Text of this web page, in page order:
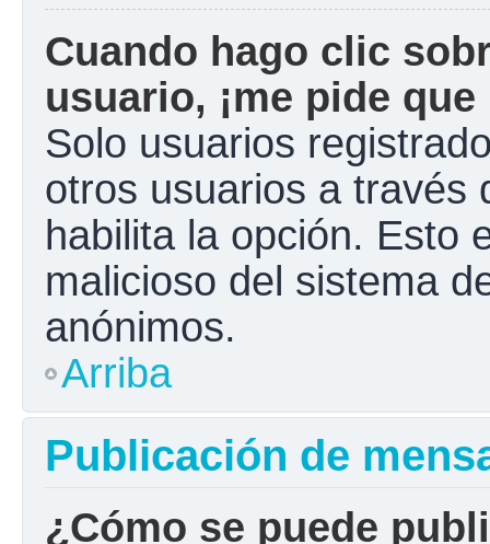
Cuando hago clic
usuario, ¡me pide
Solo usuarios
otros usuarios a través
habilita la opción. Esto
malicioso del sistema
anónimos.
Arriba
Publicación de
¿Cómo se puede